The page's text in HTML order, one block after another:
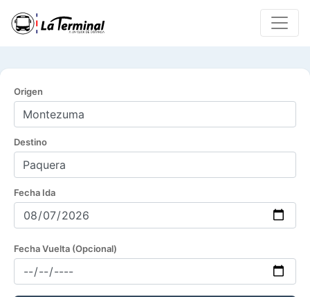
Origen
Destino
Fecha Ida
Fecha Vuelta (Opcional)